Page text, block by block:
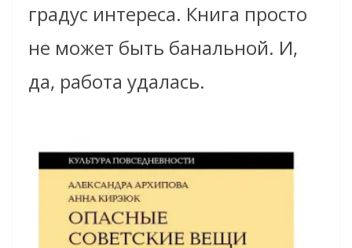
градус интереса. Книга просто
не может быть банальной. И,
да, работа удалась.